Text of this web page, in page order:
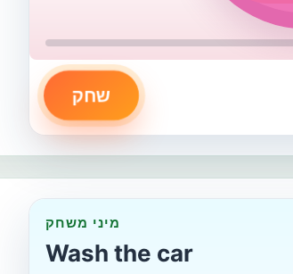
שחק
מיני משחק
Wash the car